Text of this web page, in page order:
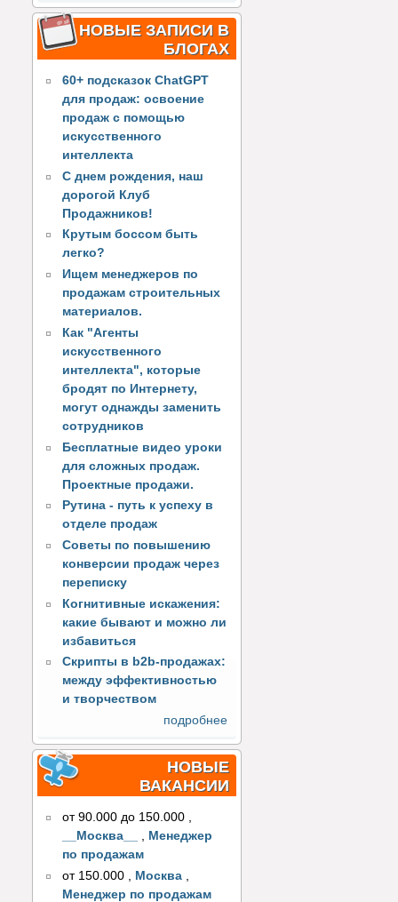
НОВЫЕ ЗАПИСИ В
БЛОГАХ
60+ подсказок ChatGPT
для продаж: освоение
продаж с помощью
искусственного
интеллекта
С днем рождения, наш
дорогой Клуб
Продажников!
Крутым боссом быть
легко?
Ищем менеджеров по
продажам строительных
материалов.
Как "Агенты
искусственного
интеллекта", которые
бродят по Интернету,
могут однажды заменить
сотрудников
Бесплатные видео уроки
для сложных продаж.
Проектные продажи.
Рутина - путь к успеху в
отделе продаж
Советы по повышению
конверсии продаж через
переписку
Когнитивные искажения:
какие бывают и можно ли
избавиться
Скрипты в b2b-продажах:
между эффективностью
и творчеством
подробнее
НОВЫЕ
ВАКАНСИИ
от 90.000 до 150.000 ,
__Москва__
, Менеджер
по продажам
от 150.000
Москва
Менеджер по продажам